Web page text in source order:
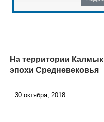
На территории
эпохи Средневековья
30 октября, 2018